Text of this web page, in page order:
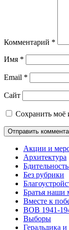
Комментарий *
Имя *
Email *
Сайт
Сохранить моё
Акции и
Архитектура
Без рубрики
Братья наши
Вместе к
ВОВ 1941-
Выборы
Геральдика